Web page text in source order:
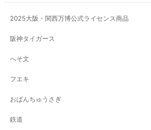
2025大阪・関西万博公式ライセンス商品
阪神タイガース
へそ文
フエキ
おぱんちゅうさぎ
鉄道